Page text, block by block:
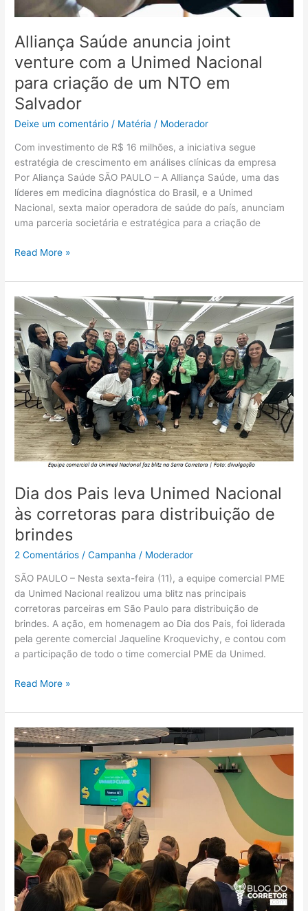
Alliança Saúde anuncia joint
venture com a Unimed Nacional
para criação de um NTO em
Salvador
Deixe um comentário / Matéria / Moderador
Com investimento de R$ 16 milhões, a iniciativa segue
estratégia de crescimento em análises clínicas da empresa
Por Aliança Saúde SÃO PAULO – A Alliança Saúde, uma das
líderes em medicina diagnóstica do Brasil, e a Unimed
Nacional, sexta maior operadora de saúde do país, anunciam
uma parceria societária e estratégica para a criação de
de
NTO
em
Read More »
Dia dos Pais leva Unimed Nacional
às corretoras para distribuição de
brindes
2 Comentários /Campanha / Moderador
SÃO PAULO – Nesta sexta-feira (11), a equipe comercial PME
da Unimed Nacional realizou uma blitz nas principais
corretoras parceiras em São Paulo para distribuição de
brindes. A ação, em homenagem ao Dia dos Pais, foi liderada
pela gerente comercial Jaqueline Kroquevichy, e contou com
a participação de todo o time comercial PME da Unimed.
Dia
dos
Pais
leva
Unimed
Nacional
às
corretoras
para
distribuição
de
Read More »
Unimed
Nacional
lança
online
com
programas
de
pontos
para
corretores
de